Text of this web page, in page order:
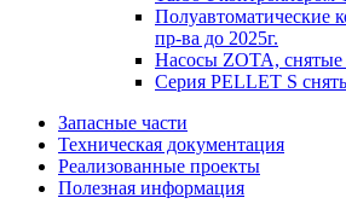
Полуавтоматические
пр-ва до 2025г.
Насосы ZOTA, снятые
Серия PELLET S
Запасные части
Техническая документация
Реализованные проекты
Полезная информация